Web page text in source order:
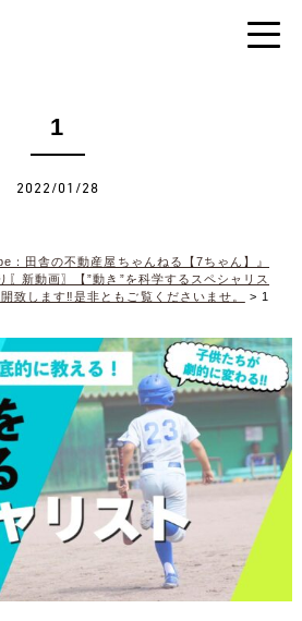
1
2022/01/28
：田舎の不動産屋ちゃんねる【7ちゃん】』
新動画〗【”動き”を科学するスペシャリス
開致します‼是非ともご覧くださいませ。
> 1